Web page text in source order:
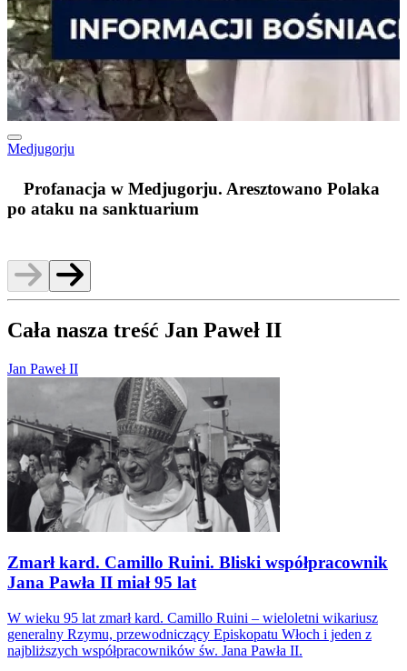
Medjugorju
Profanacja w Medjugorju. Aresztowano Polaka
po ataku na sanktuarium
Cała nasza treść Jan Paweł II
Jan Paweł II
Zmarł kard. Camillo Ruini. Bliski współpracownik
Jana Pawła II miał 95 lat
W wieku 95 lat zmarł kard. Camillo Ruini – wieloletni wikariusz
generalny Rzymu, przewodniczący Episkopatu Włoch i jeden z
najbliższych współpracowników św. Jana Pawła II.